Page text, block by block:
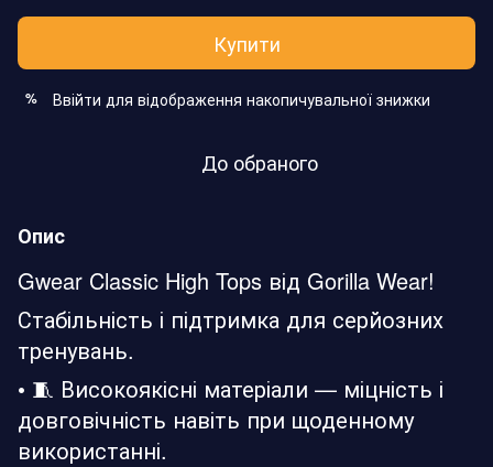
Купити
% Ввійти для відображення накопичувальної знижки
До обраного
Опис
Gwear Classic High Tops від Gorilla Wear!
Стабільність і підтримка для серйозних
тренувань.
• 🧵 Високоякісні матеріали — міцність і
довговічність навіть при щоденному
використанні.